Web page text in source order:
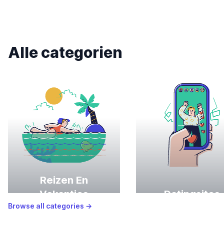
Alle categorien
Reizen En
Vakanties
Datingsites
Browse all categories →